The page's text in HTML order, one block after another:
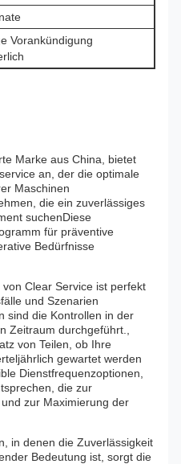
Vorankündigung
Marke aus China, bietet
an, der die optimale
Maschinen
die ein zuverlässiges
suchenDiese
für präventive
Bedürfnisse
Clear Service ist perfekt
und Szenarien
sind die Kontrollen in der
Zeitraum durchgeführt.,
von Teilen, ob Ihre
gewartet werden
Dienstfrequenzoptionen,
die zur
zur Maximierung der
in denen die Zuverlässigkeit
Bedeutung ist, sorgt die